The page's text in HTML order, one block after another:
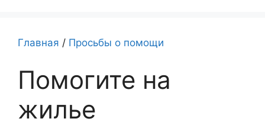
Главная / Просьбы о помощи
Помогите на
жилье